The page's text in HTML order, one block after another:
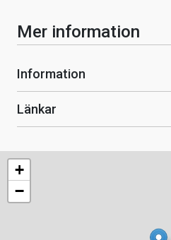
Mer information
Information
Länkar
+
−